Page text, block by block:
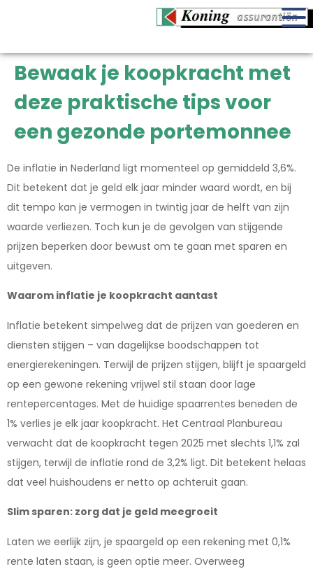
Bewaak je koopkracht met
deze praktische tips voor
een gezonde portemonnee
De inflatie in Nederland ligt momenteel op gemiddeld 3,6%.
Dit betekent dat je geld elk jaar minder waard wordt, en bij
dit tempo kan je vermogen in twintig jaar de helft van zijn
waarde verliezen. Toch kun je de gevolgen van stijgende
prijzen beperken door bewust om te gaan met sparen en
uitgeven.
Waarom inflatie je koopkracht aantast
Inflatie betekent simpelweg dat de prijzen van goederen en
diensten stijgen – van dagelijkse boodschappen tot
energierekeningen. Terwijl de prijzen stijgen, blijft je spaargeld
op een gewone rekening vrijwel stil staan door lage
rentepercentages. Met de huidige spaarrentes beneden de
1% verlies je elk jaar koopkracht. Het Centraal Planbureau
verwacht dat de koopkracht tegen 2025 met slechts 1,1% zal
stijgen, terwijl de inflatie rond de 3,2% ligt. Dit betekent helaas
dat veel huishoudens er netto op achteruit gaan.
Slim sparen: zorg dat je geld meegroeit
Laten we eerlijk zijn, je spaargeld op een rekening met 0,1%
rente laten staan, is geen optie meer. Overweeg